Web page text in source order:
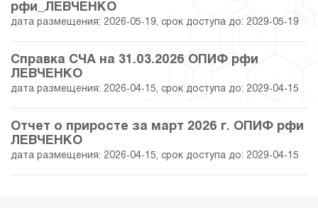
15.07.2026 3 651.70 9 471 623.22
14.07.2026 3 756.53 9 723 484.17
13.07.2026 9 733 073.47
10.07.2026 3 777.57 9 777 930.98
рфи_ЛЕВЧЕНКО
дата размещения: 2026-05-19, срок доступа до: 2029-05-19
Справка СЧА на 31.03.2026 ОПИФ рфи
ЛЕВЧЕНКО
дата размещения: 2026-04-15, срок доступа до: 2029-04-15
Отчет о приросте за март 2026 г. ОПИФ рфи
ЛЕВЧЕНКО
дата размещения: 2026-04-15, срок доступа до: 2029-04-15